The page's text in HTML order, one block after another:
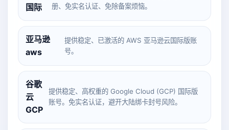
国际
册、免实名认证、免除备案烦恼。
亚马逊
aws
提供稳定、已激活的 AWS 亚马逊云国际版账
号。
谷歌
云
GCP
提供稳定、高权重的 Google Cloud (GCP) 国际版
账号。免实名认证，避开大陆绑卡封号风险。